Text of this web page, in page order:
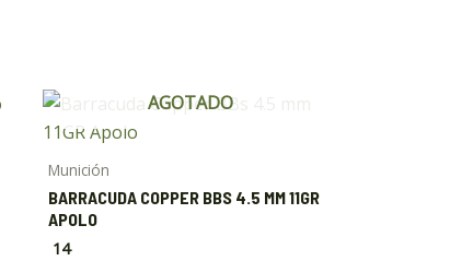
AGOTADO
Munición
BARRACUDA COPPER BBS 4.5 MM 11GR
APOLO
14